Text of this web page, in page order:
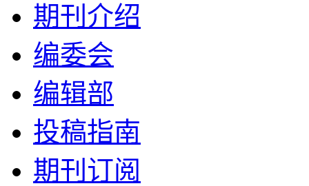
期刊介绍
编委会
编辑部
投稿指南
期刊订阅